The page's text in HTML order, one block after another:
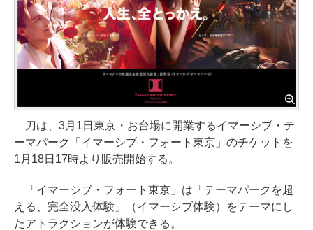
刀は、3月1日東京・お台場に開業するイマーシブ・テ
ーマパーク「イマーシブ・フォート東京」のチケットを
1月18日17時より販売開始する。
「イマーシブ・フォート東京」は「テーマパークを超
える、完全没入体験」（イマーシブ体験）をテーマにし
たアトラクションが体験できる。